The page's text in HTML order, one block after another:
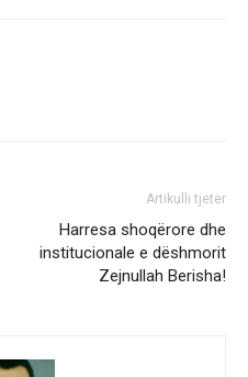
Artikulli tjetër
Harresa shoqërore dhe
institucionale e dëshmorit
Zejnullah Berisha!